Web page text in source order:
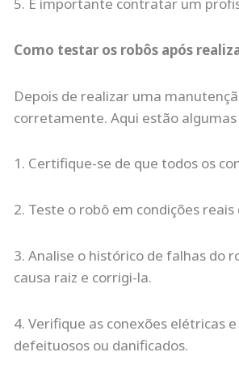
5. É importante contratar um
Como testar os robôs após
Depois de realizar uma
corretamente. Aqui estão
1. Certifique-se de que todos os
2. Teste o robô em condições
3. Analise o histórico de falhas do
causa raiz e corrigi-la.
4. Verifique as conexões elétricas
defeituosos ou danificados.